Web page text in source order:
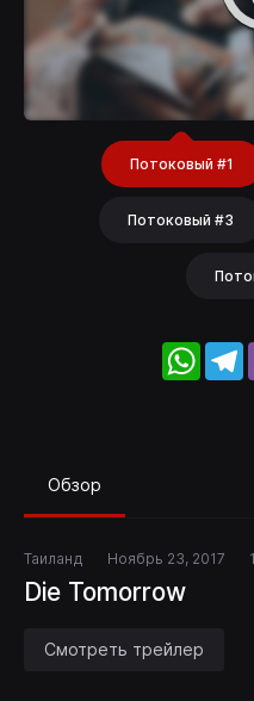
Потоковый #1
Потоковый #3
Обзор
Таиланд Ноябрь 23, 2017
Die Tomorrow
Смотреть трейлер